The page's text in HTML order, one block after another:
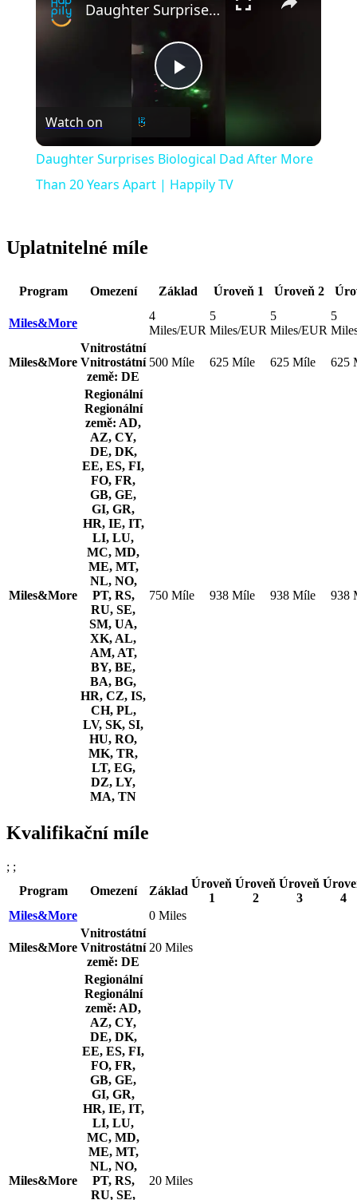
Play
Video
Daughter Surprises Biological Dad After More Than 20 Years Apart | Happily TV
Watch on
Daughter Surprises Biological Dad After More
Than 20 Years Apart | Happily TV
Uplatnitelné míle
Program Omezení Základ Úroveň 1 Úroveň 2
Miles&More
4
Miles/EUR
5
Miles/EUR
5
Miles/EUR
5
Miles&More
Vnitrostátní
Vnitrostátní
země: DE
500 Míle 625 Míle 625 Míle 625
Miles&More
Regionální
Regionální
země: AD,
AZ, CY,
DE, DK,
EE, ES, FI,
FO, FR,
GB, GE,
GI, GR,
HR, IE, IT,
LI, LU,
MC, MD,
ME, MT,
NL, NO,
PT, RS,
RU, SE,
SM, UA,
XK, AL,
AM, AT,
BY, BE,
BA, BG,
HR, CZ, IS,
CH, PL,
LV, SK, SI,
HU, RO,
MK, TR,
LT, EG,
DZ, LY,
MA, TN
750 Míle 938 Míle 938 Míle 938
Kvalifikační míle
; ;
Program
Omezení Základ
Úroveň
1
Úroveň
2
Úroveň
3
4
Miles&More
0 Miles
Miles&More
Vnitrostátní
Vnitrostátní
země: DE
20 Miles
Miles&More
Regionální
Regionální
země: AD,
AZ, CY,
DE, DK,
EE, ES, FI,
FO, FR,
GB, GE,
GI, GR,
HR, IE, IT,
LI, LU,
MC, MD,
ME, MT,
NL, NO,
PT, RS,
RU, SE,
20 Miles